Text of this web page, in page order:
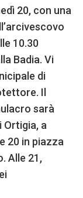
20, con una
10.30
Badia. Vi
di
Il
sarà
Ortigia, a
20 in piazza
Alle 21,